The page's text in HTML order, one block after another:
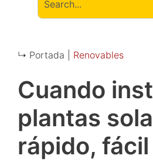
↳ Portada | Renovables
Cuando
plantas
rápido,